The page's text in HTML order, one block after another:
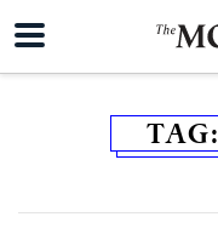
TAG: